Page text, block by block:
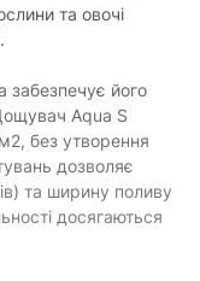
та овочі
забезпечує його
Aqua S
без утворення
дозволяє
та ширину поливу
досягаються